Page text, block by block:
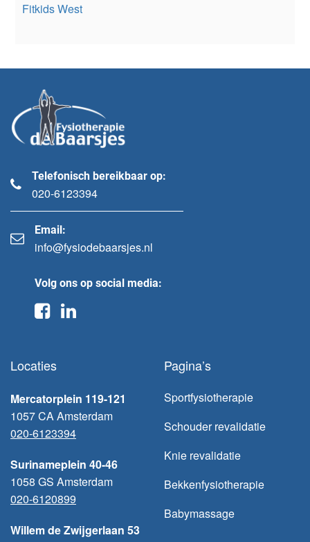
Fitkids West
Telefonisch bereikbaar op:
020-6123394
Email:
info@fysiodebaarsjes.nl
Volg ons op social media:
Locaties
Mercatorplein 119-121
1057 CA Amsterdam
020-6123394
Surinameplein 40-46
1058 GS Amsterdam
020-6120899
Willem de Zwijgerlaan 53
Pagina’s
Sportfysiotherapie
Schouder revalidatie
Knie revalidatie
Bekkenfysiotherapie
Babymassage